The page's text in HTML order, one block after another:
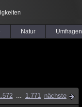
Natur Umfragen
... 1.771 nächste